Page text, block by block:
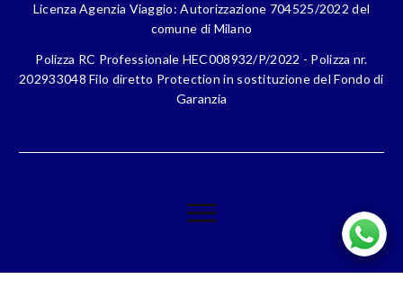
Licenza Agenzia Viaggio: Autorizzazione 704525/2022 del
comune di Milano
Polizza RC Professionale HEC008932/P/2022 - Polizza nr.
202933048 Filo diretto Protection in sostituzione del Fondo di
Garanzia